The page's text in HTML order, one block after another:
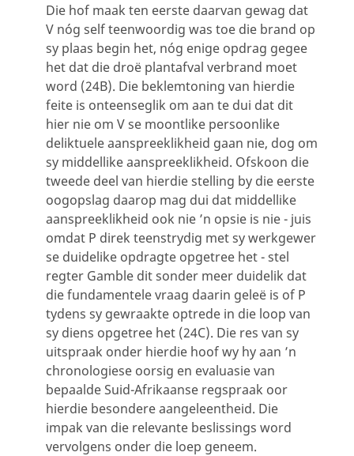
Die hof maak ten eerste daarvan gewag dat
V nóg self teenwoordig was toe die brand op
sy plaas begin het, nóg enige opdrag gegee
het dat die droë plantafval verbrand moet
word (24B). Die beklemtoning van hierdie
feite is onteenseglik om aan te dui dat dit
hier nie om V se moontlike persoonlike
deliktuele aanspreeklikheid gaan nie, dog om
sy middellike aanspreeklikheid. Ofskoon die
tweede deel van hierdie stelling by die eerste
oogopslag daarop mag dui dat middellike
aanspreeklikheid ook nie ’n opsie is nie - juis
omdat P direk teenstrydig met sy werkgewer
se duidelike opdragte opgetree het - stel
regter Gamble dit sonder meer duidelik dat
die fundamentele vraag daarin geleë is of P
tydens sy gewraakte optrede in die loop van
sy diens opgetree het (24C). Die res van sy
uitspraak onder hierdie hoof wy hy aan ’n
chronologiese oorsig en evaluasie van
bepaalde Suid-Afrikaanse regspraak oor
hierdie besondere aangeleentheid. Die
impak van die relevante beslissings word
vervolgens onder die loep geneem.